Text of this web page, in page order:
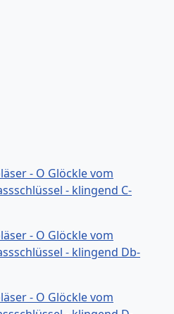
- O Glöckle vom
- klingend C-
- O Glöckle vom
- klingend Db-
- O Glöckle vom